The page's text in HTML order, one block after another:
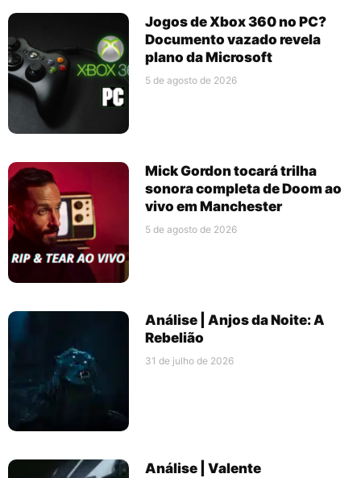
Jogos de Xbox 360 no PC?
Documento vazado revela
plano da Microsoft
5 de agosto de 2026
Mick Gordon tocará trilha
sonora completa de Doom ao
vivo em Manchester
5 de agosto de 2026
Análise | Anjos da Noite: A
Rebelião
31 de julho de 2026
Análise | Valente